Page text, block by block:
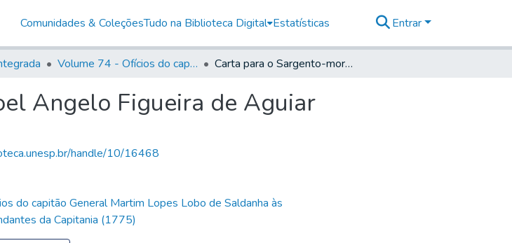
Comunidades & ColeçõesTudo na Biblioteca Digital Estatísticas Entrar
Volume 74 - Ofícios do capitão General Martim Lopes Lobo de Saldanha às Câmaras e Comandantes da Capitania (1775) Carta para o Sargento-mor Manoel Angelo Figueira de Aguiar
Angelo Figueira de Aguiar
handle/10/16468
do capitão General Martim Lopes Lobo de Saldanha às
da Capitania (1775)